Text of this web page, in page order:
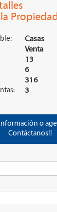
Casas
Venta
13
6
316
3
información o
Contáctanos!!